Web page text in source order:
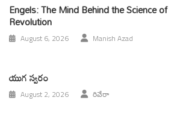
Engels: The Mind Behind the Science of
Revolution
August 6, 2026 Manish Azad
యుగ స్వ‌రం
August 2, 2026 రివేరా